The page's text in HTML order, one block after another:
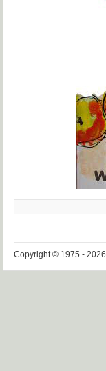
Copyright © 1975 - 2026